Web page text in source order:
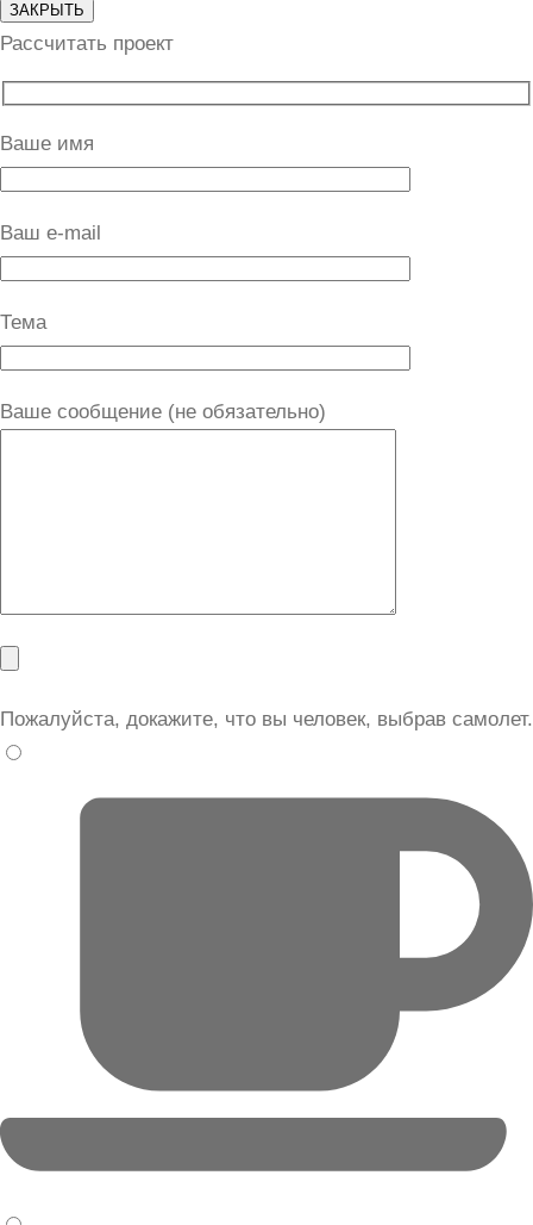
ЗАКРЫТЬ
Рассчитать проект
Ваше имя
Ваш e-mail
Тема
Ваше сообщение (не обязательно)
Пожалуйста, докажите, что вы человек, выбрав самолет.